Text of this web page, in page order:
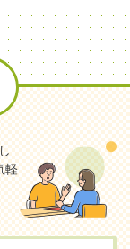
軽